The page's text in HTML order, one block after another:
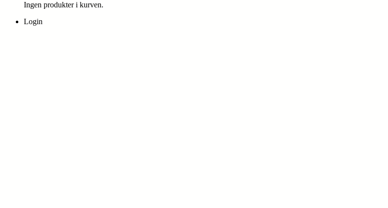
Ingen produkter i kurven.
Login